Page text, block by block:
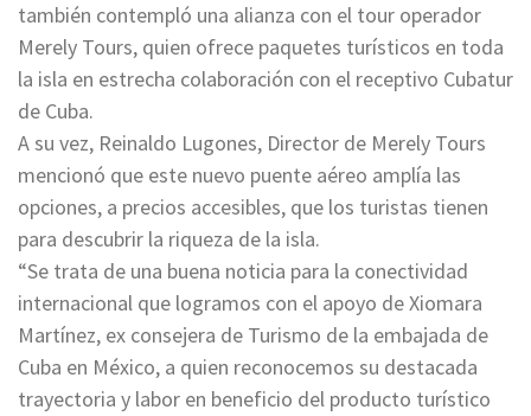
también contempló una alianza con el tour operador
Merely Tours, quien ofrece paquetes turísticos en toda
la isla en estrecha colaboración con el receptivo Cubatur
de Cuba.
A su vez, Reinaldo Lugones, Director de Merely Tours
mencionó que este nuevo puente aéreo amplía las
opciones, a precios accesibles, que los turistas tienen
para descubrir la riqueza de la isla.
“Se trata de una buena noticia para la conectividad
internacional que logramos con el apoyo de Xiomara
Martínez, ex consejera de Turismo de la embajada de
Cuba en México, a quien reconocemos su destacada
trayectoria y labor en beneficio del producto turístico